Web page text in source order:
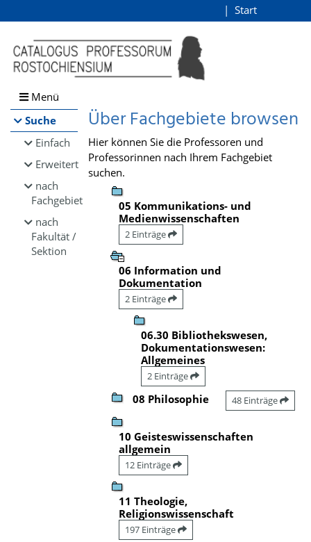
Browsen
direkt zum Inhalt
Start
Menü
Suche
Einfach
Erweitert
nach
Fachgebiet
nach
Fakultät /
Sektion
Über Fachgebiete browsen
Hier können Sie die Professoren und
Professorinnen nach Ihrem Fachgebiet
suchen.
05 Kommunikations- und
Medienwissenschaften
2 Einträge
06 Information und
Dokumentation
2 Einträge
06.30 Bibliothekswesen,
Dokumentationswesen:
Allgemeines
2 Einträge
08 Philosophie 48 Einträge
10 Geisteswissenschaften
allgemein
12 Einträge
11 Theologie,
Religionswissenschaft
197 Einträge